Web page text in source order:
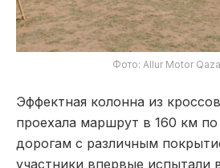
Фото: Allur Motor
Эффектная колонна из
проехала маршрут в 160 км
дорогам c различным
участники впервые испытали